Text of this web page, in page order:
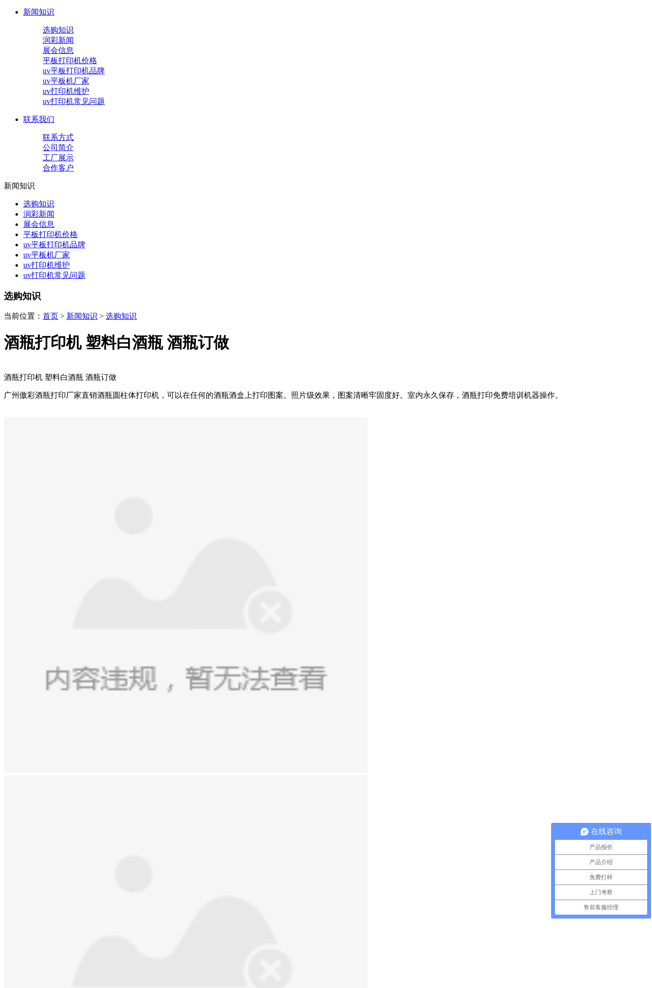
新闻知识
选购知识
润彩新闻
展会信息
平板打印机价格
uv平板打印机品牌
uv平板机厂家
uv打印机维护
uv打印机常见问题
联系我们
联系方式
公司简介
工厂展示
合作客户
新闻知识
选购知识
润彩新闻
展会信息
平板打印机价格
uv平板打印机品牌
uv平板机厂家
uv打印机维护
uv打印机常见问题
选购知识
当前位置： 首页 > 新闻知识 > 选购知识
酒瓶打印机 塑料白酒瓶 酒瓶订做
酒瓶打印机 塑料白酒瓶 酒瓶订做
广州傲彩酒瓶打印厂家直销酒瓶圆柱体打印机，可以在任何的酒瓶酒盒上打印图案。照片级效果，图案清晰牢固度好。室内永久保存，酒瓶打印免费培训机器操作。
在线咨询
产品报价
产品介绍
免费打样
上门考察
售前客服经理